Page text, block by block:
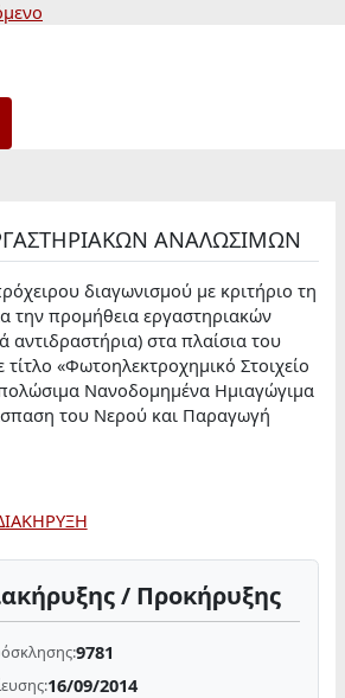
ΑΝΑΛΩΣΙΜΩΝ
διαγωνισμού με κριτήριο τη
την προμήθεια εργαστηριακών
αντιδραστήρια) στα πλαίσια του
«Φωτοηλεκτροχημικό Στοιχείο
Νανοδομημένα Ημιαγώγιμα
του Νερού και Παραγωγή
/ Προκήρυξης
9781
16/09/2014